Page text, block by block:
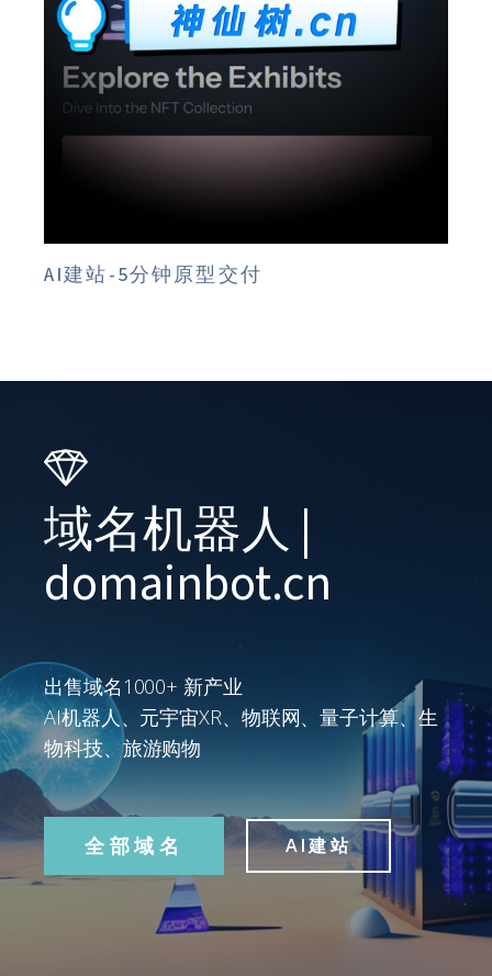
AI建站-5分钟原型交付
域名机器人 |
domainbot.cn
出售域名1000+ 新产业
AI机器人、元宇宙XR、物联网、量子计算、生
物科技、旅游购物
全部域名 AI建站